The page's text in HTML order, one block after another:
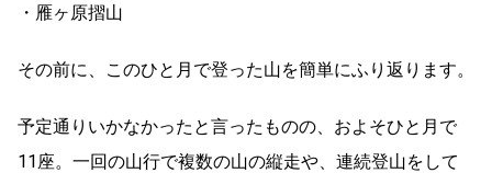
・雁ヶ原摺山
その前に、このひと月で登った山を簡単にふり返ります。
予定通りいかなかったと言ったものの、およそひと月で
11座。一回の山行で複数の山の縦走や、連続登山をして